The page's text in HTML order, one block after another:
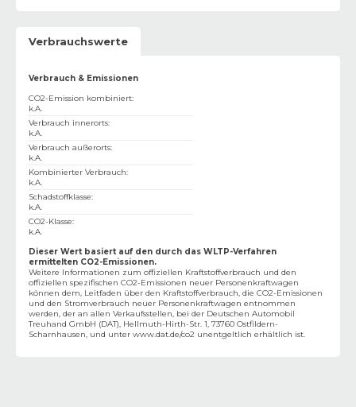
Verbrauchswerte
Verbrauch & Emissionen
CO2-Emission kombiniert:
k.A.
Verbrauch innerorts:
k.A.
Verbrauch außerorts:
k.A.
Kombinierter Verbrauch:
k.A.
Schadstoffklasse:
k.A.
CO2-Klasse:
k.A.
Dieser Wert basiert auf den durch das WLTP-Verfahren
ermittelten CO2-Emissionen.
Weitere Informationen zum offiziellen Kraftstoffverbrauch und den
offiziellen spezifischen CO2-Emissionen neuer Personenkraftwagen
können dem‚ Leitfaden über den Kraftstoffverbrauch, die CO2-Emissionen
und den Stromverbrauch neuer Personenkraftwagen entnommen
werden, der an allen Verkaufsstellen, bei der Deutschen Automobil
Treuhand GmbH (DAT), Hellmuth-Hirth-Str. 1, 73760 Ostfildern-
Scharnhausen, und unter www.dat.de/co2 unentgeltlich erhältlich ist.